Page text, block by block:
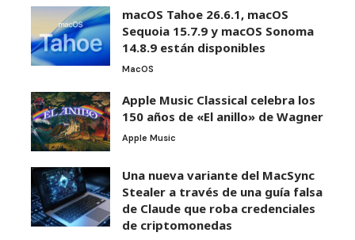
macOS Tahoe 26.6.1, macOS
Sequoia 15.7.9 y macOS Sonoma
14.8.9 están disponibles
MacOS
Apple Music Classical celebra los
150 años de «El anillo» de Wagner
Apple Music
Una nueva variante del MacSync
Stealer a través de una guía falsa
de Claude que roba credenciales
de criptomonedas